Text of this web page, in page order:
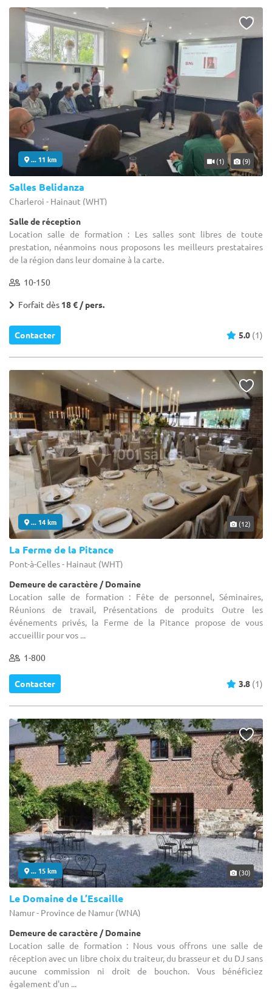
... 11 km (1) (9)
Salles Belidanza
Charleroi - Hainaut (WHT)
Salle de réception
Location salle de formation : Les salles sont libres de toute
prestation, néanmoins nous proposons les meilleurs prestataires
de la région dans leur domaine à la carte.
10-150
Forfait dès 18 € / pers.
Contacter 5.0 (1)
... 14 km (12)
La Ferme de la Pitance
Pont-à-Celles - Hainaut (WHT)
Demeure de caractère / Domaine
Location salle de formation : Fête de personnel, Séminaires,
Réunions de travail, Présentations de produits Outre les
événements privés, la Ferme de la Pitance propose de vous
accueillir pour vos ...
1-800
Contacter 3.8 (1)
... 15 km (30)
Le Domaine de L’Escaille
Namur - Province de Namur (WNA)
Demeure de caractère / Domaine
Location salle de formation : Nous vous offrons une salle de
réception avec un libre choix du traiteur, du brasseur et du DJ sans
aucune commission ni droit de bouchon. Vous bénéficiez
également d'un ...